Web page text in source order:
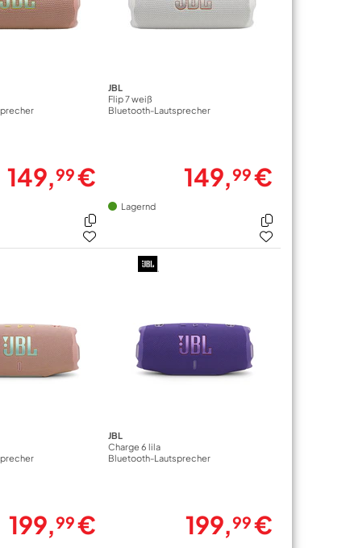
149,99€
JBL
Flip 7 weiß
Bluetooth-Lautsprecher
149,99€
Lagernd
199,99€
JBL
Charge 6 lila
Bluetooth-Lautsprecher
199,99€